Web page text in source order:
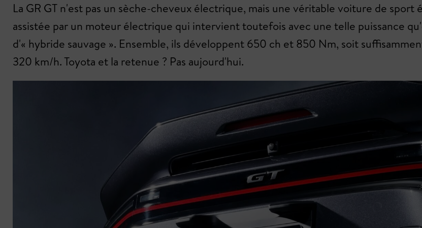
La GR GT n'est pas un sèche-cheveux électrique, mais une véritable voiture de
assistée par un moteur électrique qui intervient toutefois avec une telle puissance
d'« hybride sauvage ». Ensemble, ils développent 650 ch et 850 Nm, soit
320 km/h. Toyota et la retenue ? Pas aujourd'hui.